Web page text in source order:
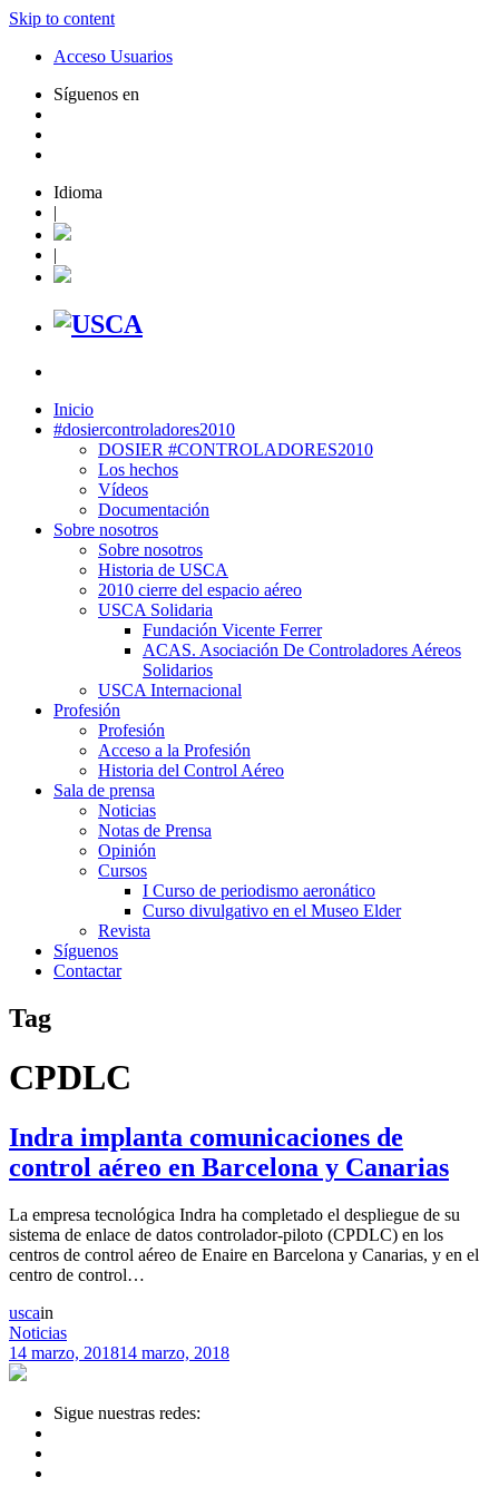
Skip to content
Acceso Usuarios
Síguenos en
Idioma
|
|
Inicio
#dosiercontroladores2010
DOSIER #CONTROLADORES2010
Los hechos
Vídeos
Documentación
Sobre nosotros
Sobre nosotros
Historia de USCA
2010 cierre del espacio aéreo
USCA Solidaria
Fundación Vicente Ferrer
ACAS. Asociación De Controladores Aéreos
Solidarios
USCA Internacional
Profesión
Profesión
Acceso a la Profesión
Historia del Control Aéreo
Sala de prensa
Noticias
Notas de Prensa
Opinión
Cursos
I Curso de periodismo aeronático
Curso divulgativo en el Museo Elder
Revista
Síguenos
Contactar
Tag
CPDLC
Indra implanta comunicaciones de
control aéreo en Barcelona y Canarias
La empresa tecnológica Indra ha completado el despliegue de su
sistema de enlace de datos controlador-piloto (CPDLC) en los
centros de control aéreo de Enaire en Barcelona y Canarias, y en el
centro de control…
uscain
Noticias
14 marzo, 201814 marzo, 2018
Sigue nuestras redes: